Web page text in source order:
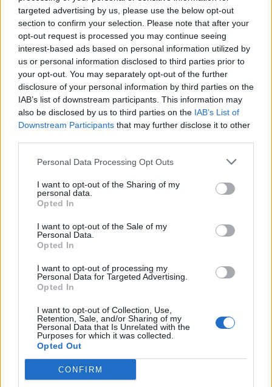
targeted advertising by us, please use the below opt-out
section to confirm your selection. Please note that after your
opt-out request is processed you may continue seeing
interest-based ads based on personal information utilized by
us or personal information disclosed to third parties prior to
your opt-out. You may separately opt-out of the further
disclosure of your personal information by third parties on the
IAB’s list of downstream participants. This information may
also be disclosed by us to third parties on the IAB’s List of
Downstream Participants that may further disclose it to other
Personal Data Processing Opt Outs
I want to opt-out of the Sharing of my
personal data.
Opted In
I want to opt-out of the Sale of my
Personal Data.
Opted In
I want to opt-out of processing my
Personal Data for Targeted Advertising.
Opted In
I want to opt-out of Collection, Use,
Retention, Sale, and/or Sharing of my
Personal Data that Is Unrelated with the
Purposes for which it was collected.
Opted Out
CONFIRM
A kislány, akit nem védett meg senki –
Lyhanna története
T. Barnett: Gyilkosság a Garda-tónál 12.
rész
Minka 10. rész
Máltai kaland 7.
10 tanács, ha jobban akarod érezni magad
a hétköznapokban